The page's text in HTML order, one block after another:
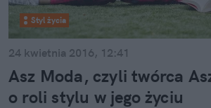
Styl życia
24 kwietnia 2016, 12:41
Asz Moda, czyli twórca
o roli stylu w jego życiu